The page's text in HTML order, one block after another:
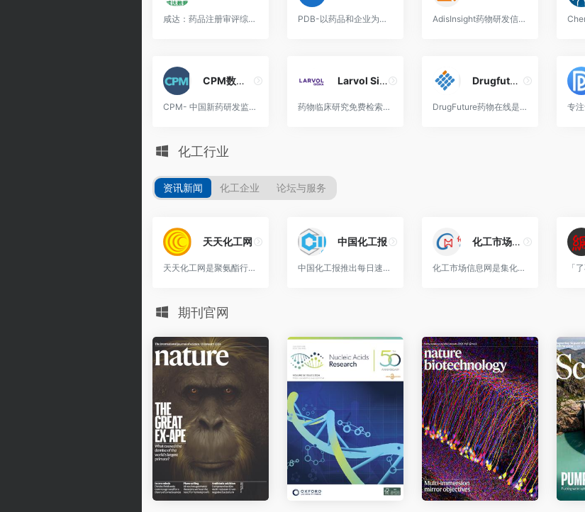
咸达：药品注册审评综合库|审评进度|审评结论|适应症|治疗领域|独家品种|首仿品种|药品标准查询|药品说明书|医保目录查询|国家医保目录2012|最高零售价格|中标价格|低价药... PDB-以药品和企业为对象，整合研发、生产、流通、市场终端等环节不同类型的信息资料与数据，集医药企业资产经营、产品表现、行业地位等重要基本面信息于一体的行业综合性数据库。 AdisInsight药物研发信息数据库收录超5000家公司，3.5万条研发阶段新药信息。数据来源InPharma、Reactions、PharmacoEconomics & Outcomes News、Clinical Trial Insights
CPM数据库
CPM- 中国新药研发监测数据库，医药,数据库,医疗健康,投资,市场分析,医院用药,研发,工业生产,财务,终端,经济运行,百强企业,中国医药工业信息中心,CPM,e健投,医药全景网
Larvol Sigma药物管线
药物临床研究免费检索数据库，需注册使用。
Drugfuture
DrugFuture药物在线是广泛、专业的药物信息提供平台。聚焦于全球药物研发信息，提供药物信息资讯、药物科学数据库、药物开发资源共享、专利信息检索下载等。
化工行业
资讯新闻​ 化工企业 论坛与服务
天天化工网
天天化工网是聚氨酯行业门户网站,及时传播中国聚氨酯资讯,追踪聚氨酯市场与前沿技术,提供聚氨酯原料价格、市场分析,并汇集海量聚氨酯原料、聚氨酯技术专利资料,是聚氨酯从业人员查找资料信息交流的优秀平台。
中国化工报
中国化工报推出每日速递、进出口数据、化工项目、中国化工报数据库、中国化工报电子版、英文在线等六大数字产品，打造中国石油和化工行业最权威、最具影响力的资讯平台。
化工市场信息网
化工市场信息网是集化工市场信息网新闻资讯、调研报告、资料查询等为一体的综合性化工行业专业网站。
期刊官网